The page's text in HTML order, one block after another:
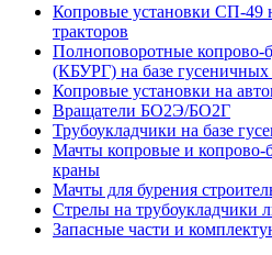
Копровые установки СП-49
тракторов
Полноповоротные копрово-
(КБУРГ) на базе гусеничных
Копровые установки на
Вращатели БО2Э/БО2Г
Трубоукладчики на базе
Мачты копровые и копрово-
краны
Мачты для бурения
Стрелы на трубоукладчики
Запасные части и